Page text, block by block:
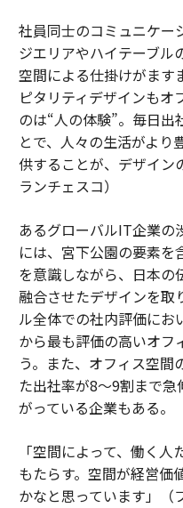
社員同士のコミュニケー
ジエリアやハイテーブル
空間による仕掛けがます
ピタリティデザインもオ
のは“人の体験”。毎日出
とで、人々の生活がより
供することが、デザイン
ランチェスコ）
あるグローバルIT企業の
には、宮下公園の要素
を意識しながら、日本の
融合させたデザインを取
ル全体での社内評価にお
から最も評価の高いオフ
う。また、オフィス空間
た出社率が8～9割まで
がっている企業もある。
「空間によって、働く
もたらす。空間が経営価
かなと思っています」（